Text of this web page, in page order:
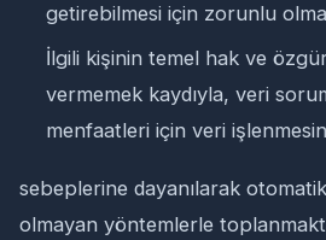
getirebilmesi için zorunlu
İlgili kişinin temel hak ve
vermemek kaydıyla, veri
menfaatleri için veri
sebeplerine dayanılarak
olmayan yöntemlerle